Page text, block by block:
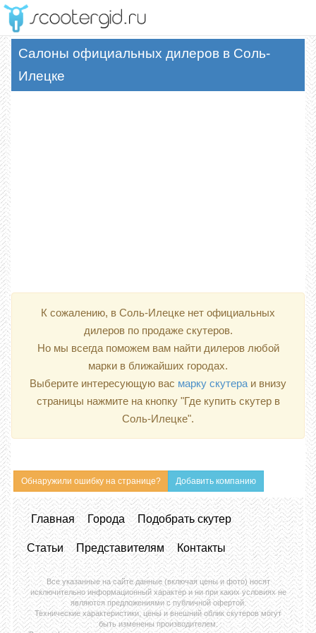
Салоны официальных дилеров в Соль-
Илецке
К сожалению, в Соль-Илецке нет официальных
дилеров по продаже скутеров.
Но мы всегда поможем вам найти дилеров любой
марки в ближайших городах.
Выберите интересующую вас марку скутера и внизу
страницы нажмите на кнопку "Где купить скутер в
Соль-Илецке".
Обнаружили ошибку на странице? Добавить компанию
Главная Города Подобрать скутер
Статьи Представителям Контакты
Все указанные на сайте данные (включая цены и фото) носят
исключительно информационный характер и ни при каких условиях не
являются предложениями с публичной офертой.
Технические характеристики, цены и внешний облик скутеров могут
быть изменены производителем.